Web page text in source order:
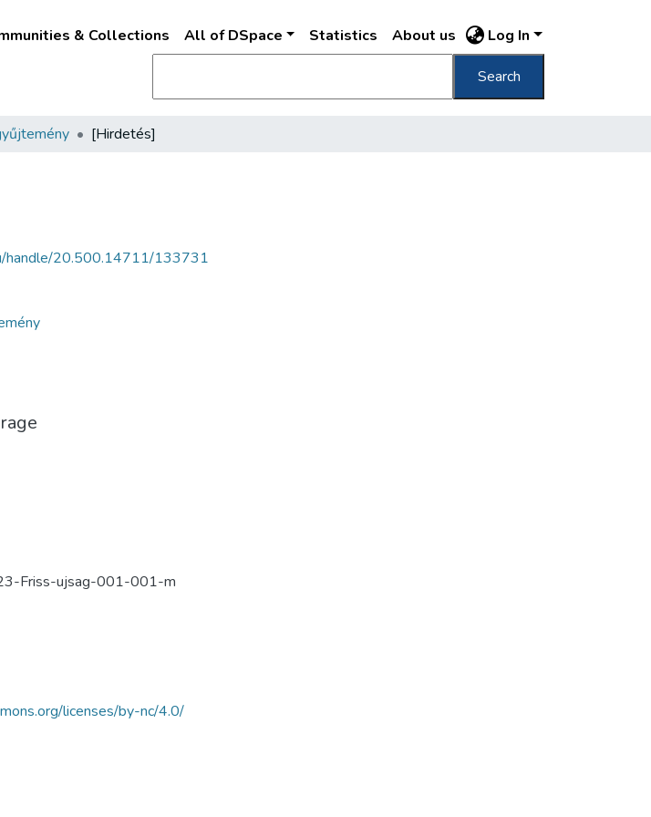
& Collections All of DSpace Statistics About us Log In
Search
[Hirdetés]
handle/20.500.14711/133731
Friss-ujsag-001-001-m
licenses/by-nc/4.0/